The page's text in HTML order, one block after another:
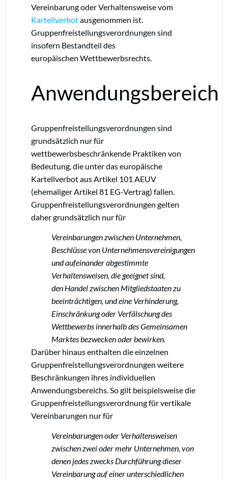
Vereinbarung oder Verhaltensweise vom
Kartellverbotausgenommen ist.
Gruppenfreistellungsverordnungen sind
insofern Bestandteil des
europäischen Wettbewerbsrechts.
Anwendungsbereich
Gruppenfreistellungsverordnungen sind
grundsätzlich nur für
wettbewerbsbeschränkende Praktiken von
Bedeutung, die unter das europäische
Kartellverbot aus Artikel 101 AEUV
(ehemaliger Artikel 81 EG-Vertrag) fallen.
Gruppenfreistellungsverordnungen gelten
daher grundsätzlich nur für
Vereinbarungen zwischen Unternehmen,
Beschlüsse von Unternehmensvereinigungen
und aufeinander abgestimmte
Verhaltensweisen, die geeignet sind,
den Handel zwischen Mitgliedstaaten zu
beeinträchtigen, und eine Verhinderung,
Einschränkung oder Verfälschung des
Wettbewerbs innerhalb des Gemeinsamen
Marktes bezwecken oder bewirken.
Darüber hinaus enthalten die einzelnen
Gruppenfreistellungsverordnungen weitere
Beschränkungen ihres individuellen
Anwendungsbereichs. So gilt beispielsweise die
Gruppenfreistellungsverordnung für vertikale
Vereinbarungen nur für
Vereinbarungen oder Verhaltensweisen
zwischen zwei oder mehr Unternehmen, von
denen jedes zwecks Durchführung dieser
Vereinbarung auf einer unterschiedlichen